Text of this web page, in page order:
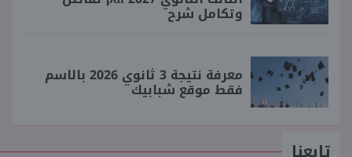
وتكامل شرح
معرفة نتيجة 3 ثانوي 2026 بالاسم
فقط موقع شبابيك